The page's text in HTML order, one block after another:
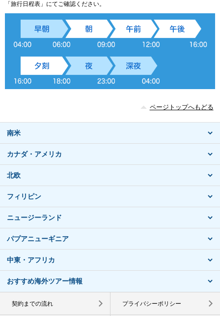
「旅行日程表」にてご確認ください。
ページトップへもどる
南米
カナダ・アメリカ
北欧
フィリピン
ニュージーランド
パプアニューギニア
中東・アフリカ
おすすめ海外ツアー情報
契約までの流れ プライバシーポリシー